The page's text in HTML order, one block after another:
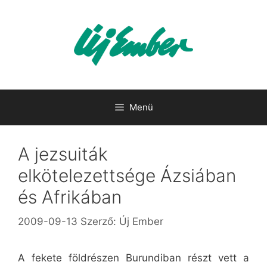
Menü
A jezsuiták
elkötelezettsége Ázsiában
és Afrikában
2009-09-13 Szerző: Új Ember
A fekete földrészen Burundiban részt vett a